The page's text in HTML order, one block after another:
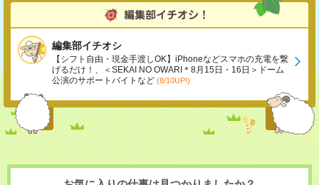
編集部イチオシ
【シフト自由・現金手渡しOK】iPhoneなどスマホの充電を繋
げるだけ！、＜SEKAI NO OWARI＊8月15日・16日＞ドーム
公演のサポートバイトなど (8/10UP!)